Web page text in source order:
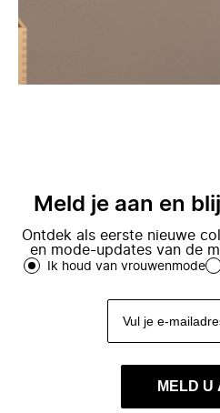
Meld je aan en
Ontdek als eerste nieuwe
en mode-updates van de
Ik houd van vrouwenmode
MELD U